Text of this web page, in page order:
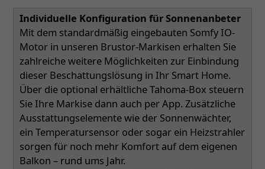
Individuelle Konfiguration für Sonnenanbeter
Mit dem standardmäßig eingebauten Somfy IO-
Motor in unseren Brustor-Markisen erhalten Sie
zahlreiche weitere Möglichkeiten zur Einbindung
dieser Beschattungslösung in Ihr Smart Home.
Über die optional erhältliche Tahoma-Box steuern
Sie Ihre Markise dann auch per App. Zusätzliche
Ausstattungselemente wie der Sonnenwächter,
ein Temperatursensor oder sogar ein Heizstrahler
sorgen für noch mehr Komfort auf dem eigenen
Balkon – rund ums Jahr.